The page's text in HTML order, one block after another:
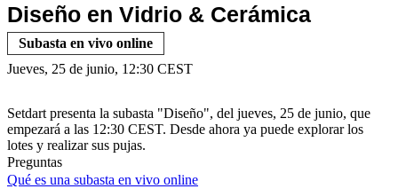
Diseño en Vidrio & Cerámica
Subasta en vivo online
Jueves, 25 de junio, 12:30 CEST
Setdart presenta la subasta "Diseño", del jueves, 25 de junio, que
empezará a las 12:30 CEST. Desde ahora ya puede explorar los
lotes y realizar sus pujas.
Preguntas
Qué es una subasta en vivo online